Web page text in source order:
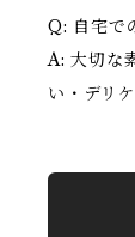
Q: 自宅で
A: 大切な
い・デリ